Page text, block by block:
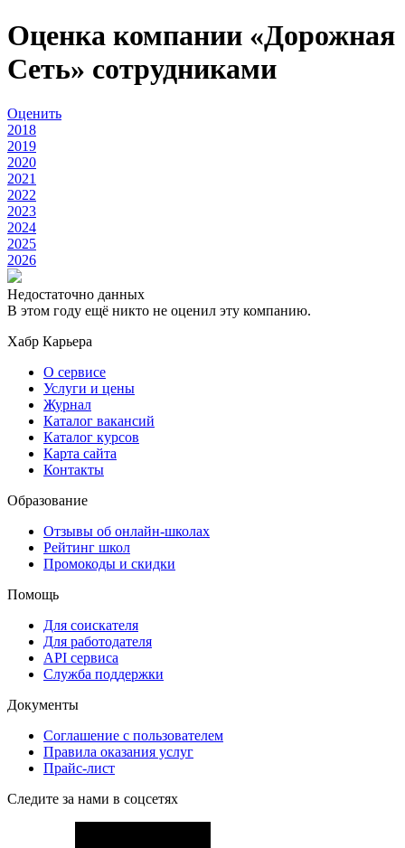
Оценка компании «Дорожная
Сеть» сотрудниками
Оценить
2018
2019
2020
2021
2022
2023
2024
2025
2026
Недостаточно данных
В этом году ещё никто не оценил эту компанию.
Хабр Карьера
О сервисе
Услуги и цены
Журнал
Каталог вакансий
Каталог курсов
Карта сайта
Контакты
Образование
Отзывы об онлайн-школах
Рейтинг школ
Промокоды и скидки
Помощь
Для соискателя
Для работодателя
API сервиса
Служба поддержки
Документы
Соглашение с пользователем
Правила оказания услуг
Прайс-лист
Следите за нами в соцсетях